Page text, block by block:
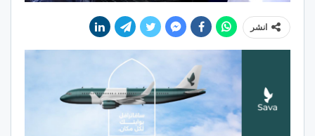
انشر